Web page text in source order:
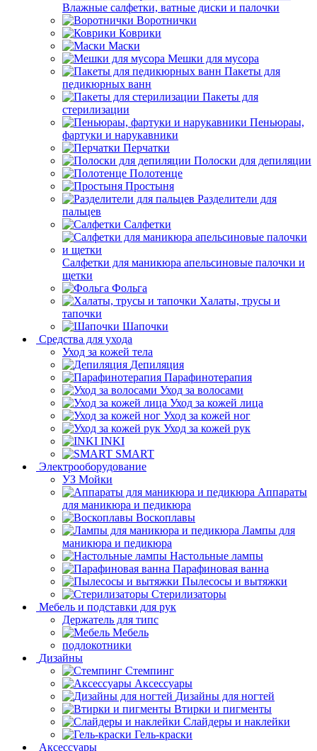
Влажные салфетки, ватные диски и палочки
Воротнички
Коврики
Маски
Мешки для мусора
Пакеты для
педикюрных ванн
Пакеты для
стерилизации
Пеньюраы,
фартуки и нарукавники
Перчатки
Полоски для депиляции
Полотенце
Простыня
Разделители для
пальцев
Салфетки
Салфетки для маникюра апельсиновые палочки и
щетки
Фольга
Халаты, трусы и
тапочки
Шапочки
Средства для ухода
Уход за кожей тела
Депиляция
Парафинотерапия
Уход за волосами
Уход за кожей лица
Уход за кожей ног
Уход за кожей рук
INKI
SMART
Электрооборудование
УЗ Мойки
Аппараты
для маникюра и педикюра
Воскоплавы
Лампы для
маникюра и педикюра
Настольные лампы
Парафиновая ванна
Пылесосы и вытяжки
Стерилизаторы
Мебель и подставки для рук
Держатель для типс
Мебель
подлокотники
Дизайны
Стемпинг
Аксессуары
Дизайны для ногтей
Втирки и пигменты
Слайдеры и наклейки
Гель-краски
Аксессуары